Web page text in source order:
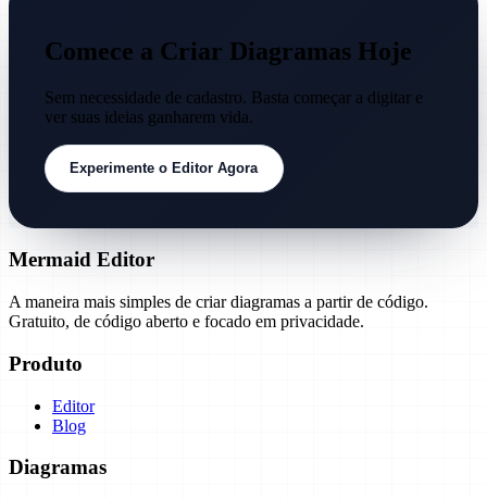
Comece a Criar Diagramas Hoje
Sem necessidade de cadastro. Basta começar a digitar e
ver suas ideias ganharem vida.
Experimente o Editor Agora
Mermaid Editor
A maneira mais simples de criar diagramas a partir de código.
Gratuito, de código aberto e focado em privacidade.
Produto
Editor
Blog
Diagramas